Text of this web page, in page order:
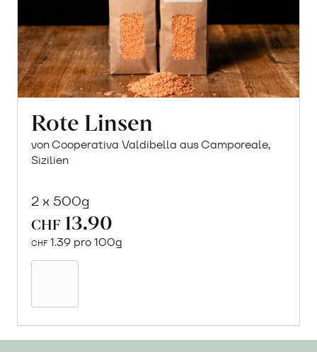
Rote Linsen
von Cooperativa Valdibella aus Camporeale,
Sizilien
2 x 500g
CHF 13.90
CHF 1.39 pro 100g